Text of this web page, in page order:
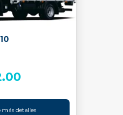
más detalles